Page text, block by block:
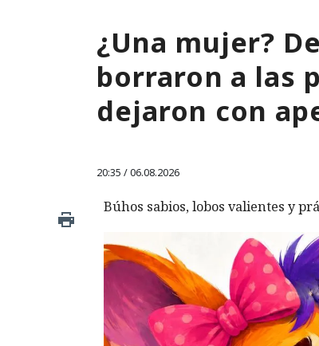
¿Una mujer?
borraron a las
dejaron con
20:35 / 06.08.2026
Búhos sabios, lobos valientes y